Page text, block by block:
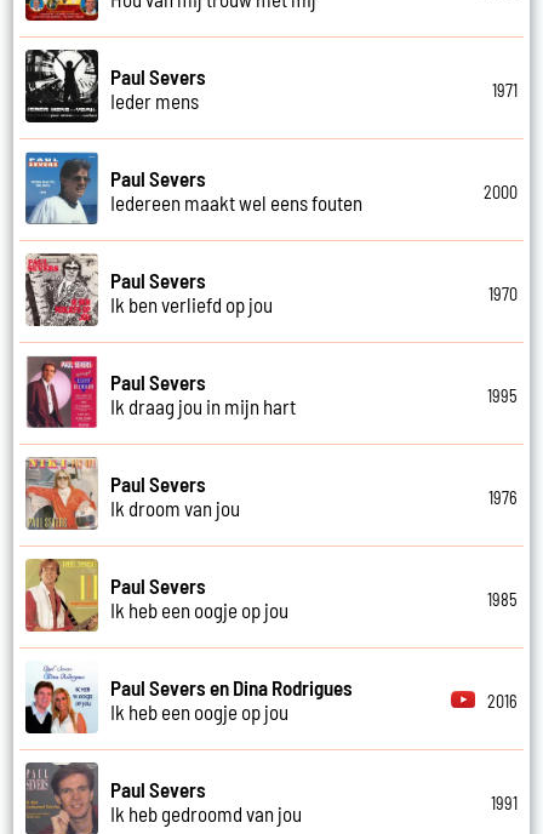
Paul Severs
Ieder mens
1971
Paul Severs
Iedereen maakt wel eens fouten
2000
Paul Severs
Ik ben verliefd op jou
1970
Paul Severs
Ik draag jou in mijn hart
1995
Paul Severs
Ik droom van jou
1976
Paul Severs
Ik heb een oogje op jou
1985
Paul Severs en Dina Rodrigues
Ik heb een oogje op jou
2016
Paul Severs
Ik heb gedroomd van jou
1991